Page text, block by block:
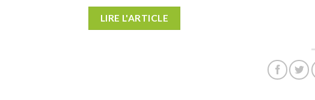
LIRE L'ARTICLE